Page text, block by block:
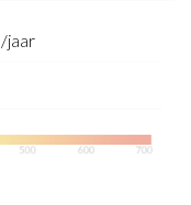
/jaar